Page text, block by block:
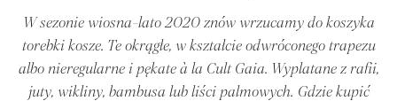
W sezonie wiosna-lato 2020 znów wrzucamy do koszyka
torebki kosze. Te okrągłe, w kształcie odwróconego trapezu
albo nieregularne i pękate à la Cult Gaia. Wyplatane z rafii,
juty, wikliny, bambusa lub liści palmowych. Gdzie kupić